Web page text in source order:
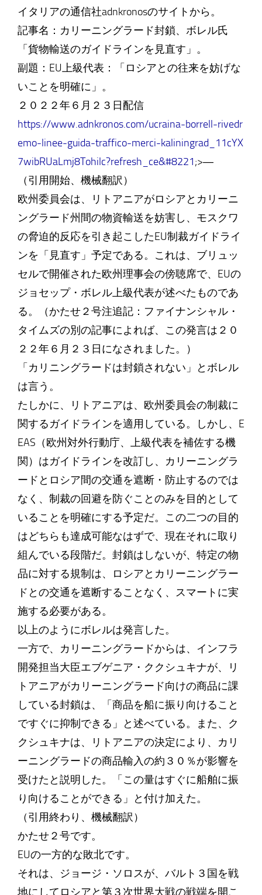
イタリアの通信社adnkronosのサイトから。
記事名：カリーニングラード封鎖、ボレル氏
「貨物輸送のガイドラインを見直す」。
副題：EU上級代表：「ロシアとの往来を妨げな
いことを明確に」。
２０２２年６月２３日配信
https://www.adnkronos.com/ucraina-borrell-rivedr
emo-linee-guida-traffico-merci-kaliningrad_11cYX
7wibRUaLmj8Tohilc?refresh_ce&#8221;>―
（引用開始、機械翻訳）
欧州委員会は、リトアニアがロシアとカリーニ
ングラード州間の物資輸送を妨害し、モスクワ
の脅迫的反応を引き起こしたEU制裁ガイドライ
ンを「見直す」予定である。これは、ブリュッ
セルで開催された欧州理事会の傍聴席で、EUの
ジョセップ・ボレル上級代表が述べたものであ
る。（かたせ２号注追記：ファイナンシャル・
タイムズの別の記事によれば、この発言は２０
２２年６月２３日になされました。）
「カリニングラードは封鎖されない」とボレル
は言う。
たしかに、リトアニアは、欧州委員会の制裁に
関するガイドラインを適用している。しかし、E
EAS（欧州対外行動庁、上級代表を補佐する機
関）はガイドラインを改訂し、カリーニングラ
ードとロシア間の交通を遮断・防止するのでは
なく、制裁の回避を防ぐことのみを目的として
いることを明確にする予定だ。この二つの目的
はどちらも達成可能なはずで、現在それに取り
組んでいる段階だ。封鎖はしないが、特定の物
品に対する規制は、ロシアとカリーニングラー
ドとの交通を遮断することなく、スマートに実
施する必要がある。
以上のようにボレルは発言した。
一方で、カリーニングラードからは、インフラ
開発担当大臣エブゲニア・ククシュキナが、リ
トアニアがカリーニングラード向けの商品に課
している封鎖は、「商品を船に振り向けること
ですぐに抑制できる」と述べている。また、ク
クシュキナは、リトアニアの決定により、カリ
ーニングラードの商品輸入の約３０％が影響を
受けたと説明した。「この量はすぐに船舶に振
り向けることができる」と付け加えた。
（引用終わり、機械翻訳）
かたせ２号です。
EUの一方的な敗北です。
それは、ジョージ・ソロスが、バルト３国を戦
地にしてロシアと第３次世界大戦の戦端を開こ